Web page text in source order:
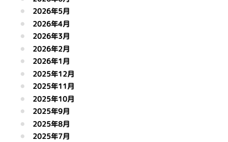
2026年5月
2026年4月
2026年3月
2026年2月
2026年1月
2025年12月
2025年11月
2025年10月
2025年9月
2025年8月
2025年7月